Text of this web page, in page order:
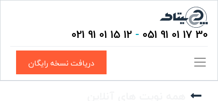
30 17 01 91 051
-
12 15 01 91 021
دریافت نسخه رایگان